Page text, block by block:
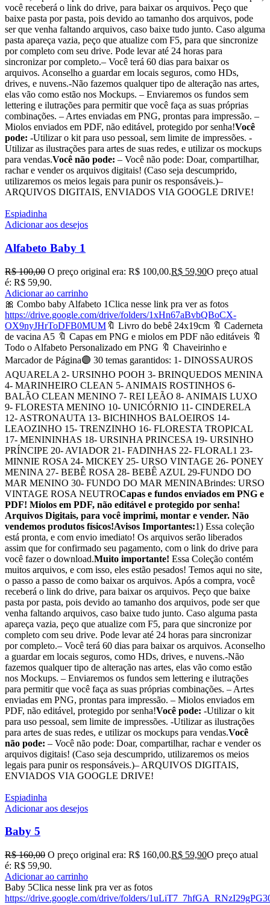
você receberá o link do drive, para baixar os arquivos. Peço que
baixe pasta por pasta, pois devido ao tamanho dos arquivos, pode
ser que venha faltando arquivos, caso baixe tudo junto. Caso alguma
pasta apareça vazia, peço que atualize com F5, para que sincronize
por completo com seu drive. Pode levar até 24 horas para
sincronizar por completo.– Você terá 60 dias para baixar os
arquivos. Aconselho a guardar em locais seguros, como HDs,
drives, e nuvens.-Não fazemos qualquer tipo de alteração nas artes,
elas vão como estão nos Mockups. – Enviaremos os fundos sem
lettering e ilutrações para permitir que você faça as suas próprias
combinações. – Artes enviadas em PNG, prontas para impressão. –
Miolos enviados em PDF, não editável, protegido por senha!Você
pode: -Utilizar o kit para uso pessoal, sem limite de impressões. -
Utilizar as ilustrações para artes de suas redes, e utilizar os mockups
para vendas.Você não pode: – Você não pode: Doar, compartilhar,
rachar e vender os arquivos digitais! (Caso seja descumprido,
utilizaremos os meios legais para punir os responsáveis.)–
ARQUIVOS DIGITAIS, ENVIADOS VIA GOOGLE DRIVE!
Espiadinha
Adicionar aos desejos
Alfabeto Baby 1
R$100,00 O preço original era: R$ 100,00.R$ 59,90O preço atual
é: R$ 59,90.
Adicionar ao carrinho
🎀 Combo baby Alfabeto 1Clica nesse link pra ver as fotos
https://drive.google.com/drive/folders/1xHn67aBvbQBoCX-
OX9nyJHrToDFB0MUM 🔖 Livro do bebê 24x19cm 🔖 Caderneta
de vacina A5 🔖 Capas em PNG e miolos em PDF não editáveis 🔖
Todo o Alfabeto Personalizado em PNG 🔖 Chaveirinho e
Marcador de Página🟣 30 temas garantidos: 1- DINOSSAUROS
AQUARELA 2- URSINHO POOH 3- BRINQUEDOS MENINA
4- MARINHEIRO CLEAN 5- ANIMAIS ROSTINHOS 6-
BALÃO CLEAN MENINO 7- REI LEÃO 8- ANIMAIS LUXO
9- FLORESTA MENINO 10- UNICÓRNIO 11- CINDERELA
12- ASTRONAUTA 13- BICHINHOS BALOEIROS 14-
LEAOZINHO 15- TRENZINHO 16- FLORESTA TROPICAL
17- MENININHAS 18- URSINHA PRINCESA 19- URSINHO
PRÍNCIPE 20- AVIADOR 21- FADINHAS 22- FLORAL1 23-
MINNIE ROSA 24- MICKEY 25- URSO VINTAGE 26- PONEY
MENINA 27- BEBÊ ROSA 28- BEBÊ AZUL 29-FUNDO DO
MAR MENINO 30- FUNDO DO MAR MENINABrindes: URSO
VINTAGE ROSA NEUTROCapas e fundos enviados em PNG e
PDF! Miolos em PDF, não editável e protegido por senha!
Arquivos Digitais, para você imprimi, montar e vender. Não
vendemos produtos físicos!Avisos Importantes:1) Essa coleção
está pronta, e com envio imediato! Os arquivos serão liberados
assim que for confirmado seu pagamento, com o link do drive para
você fazer o download.Muito importante! Essa Coleção contém
muitos arquivos, e com isso, eles estão pesados! Temos aqui no site,
o passo a passo de como baixar os arquivos. Após a compra, você
receberá o link do drive, para baixar os arquivos. Peço que baixe
pasta por pasta, pois devido ao tamanho dos arquivos, pode ser que
venha faltando arquivos, caso baixe tudo junto. Caso alguma pasta
apareça vazia, peço que atualize com F5, para que sincronize por
completo com seu drive. Pode levar até 24 horas para sincronizar
por completo.– Você terá 60 dias para baixar os arquivos. Aconselho
a guardar em locais seguros, como HDs, drives, e nuvens.-Não
fazemos qualquer tipo de alteração nas artes, elas vão como estão
nos Mockups. – Enviaremos os fundos sem lettering e ilutrações
para permitir que você faça as suas próprias combinações. – Artes
enviadas em PNG, prontas para impressão. – Miolos enviados em
PDF, não editável, protegido por senha!Você pode: -Utilizar o kit
para uso pessoal, sem limite de impressões. -Utilizar as ilustrações
para artes de suas redes, e utilizar os mockups para vendas.Você
não pode: – Você não pode: Doar, compartilhar, rachar e vender os
arquivos digitais! (Caso seja descumprido, utilizaremos os meios
legais para punir os responsáveis.)– ARQUIVOS DIGITAIS,
ENVIADOS VIA GOOGLE DRIVE!
Espiadinha
Adicionar aos desejos
Baby 5
R$160,00 O preço original era: R$ 160,00.R$ 59,90O preço atual
é: R$ 59,90.
Adicionar ao carrinho
Baby 5Clica nesse link pra ver as fotos
https://drive.google.com/drive/folders/